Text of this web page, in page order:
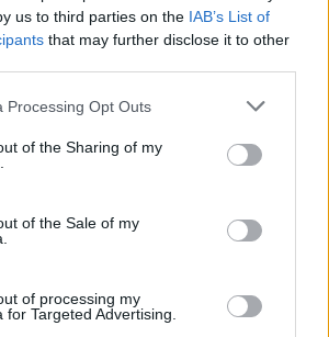
us to third parties on the IAB’s List of
that may further disclose it to other
Processing Opt Outs
of the Sharing of my
of the Sale of my
of processing my
for Targeted Advertising.
ΟΙΚΟΝΟΜΙΑ
κίνηση από το λιμάνι του
60.000 ταξίδεψαν Παρασκευή
ΕΛΛΑΔΑ
θα επεκτείνει την έρευνα
από τα drones μετά το
δημογραφικό δεν μπορεί να